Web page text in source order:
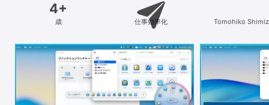
開発する
検索
iPhone
4+
歳 仕事効率化 Tomohiko